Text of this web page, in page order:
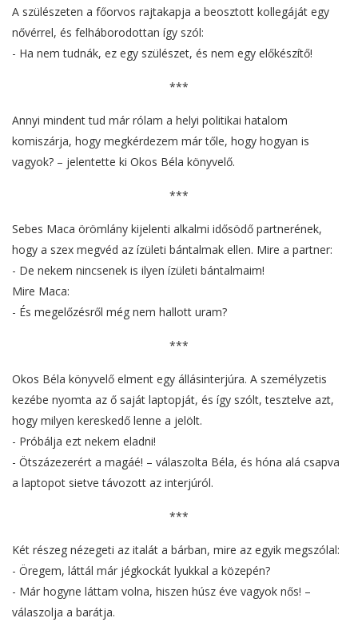
A szülészeten a főorvos rajtakapja a beosztott kollegáját egy
nővérrel, és felháborodottan így szól:
- Ha nem tudnák, ez egy szülészet, és nem egy előkészítő!
***
Annyi mindent tud már rólam a helyi politikai hatalom
komiszárja, hogy megkérdezem már tőle, hogy hogyan is
vagyok? – jelentette ki Okos Béla könyvelő.
***
Sebes Maca örömlány kijelenti alkalmi idősödő partnerének,
hogy a szex megvéd az ízületi bántalmak ellen. Mire a partner:
- De nekem nincsenek is ilyen ízületi bántalmaim!
Mire Maca:
- És megelőzésről még nem hallott uram?
***
Okos Béla könyvelő elment egy állásinterjúra. A személyzetis
kezébe nyomta az ő saját laptopját, és így szólt, tesztelve azt,
hogy milyen kereskedő lenne a jelölt.
- Próbálja ezt nekem eladni!
- Ötszázezerért a magáé! – válaszolta Béla, és hóna alá csapva
a laptopot sietve távozott az interjúról.
***
Két részeg nézegeti az italát a bárban, mire az egyik megszólal:
- Öregem, láttál már jégkockát lyukkal a közepén?
- Már hogyne láttam volna, hiszen húsz éve vagyok nős! –
válaszolja a barátja.